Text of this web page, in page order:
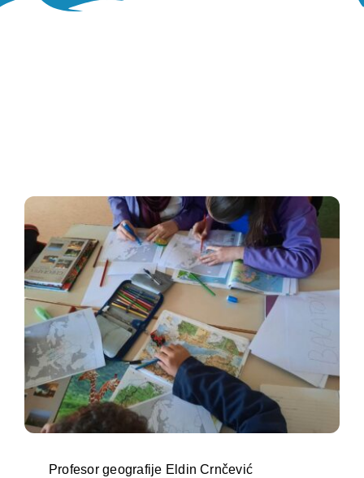
Oglasna ploča
Profesor geografije Eldin Crnčević